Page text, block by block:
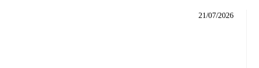
21/07/2026